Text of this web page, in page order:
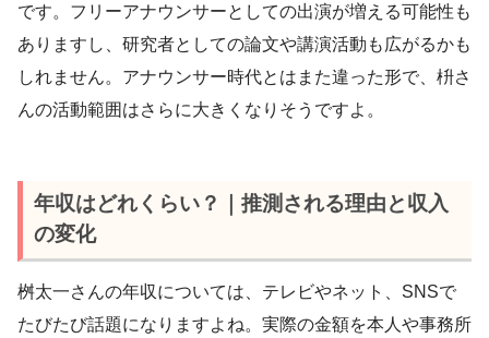
です。フリーアナウンサーとしての出演が増える可能性も
ありますし、研究者としての論文や講演活動も広がるかも
しれません。アナウンサー時代とはまた違った形で、枡さ
んの活動範囲はさらに大きくなりそうですよ。
年収はどれくらい？｜推測される理由と収入
の変化
桝太一さんの年収については、テレビやネット、SNSで
たびたび話題になりますよね。実際の金額を本人や事務所